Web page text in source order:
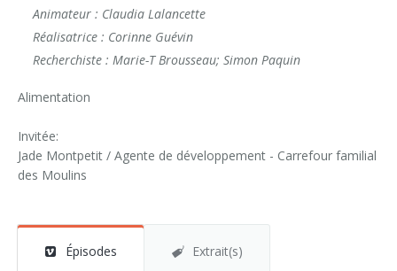
Animateur : Claudia Lalancette
Réalisatrice : Corinne Guévin
Recherchiste : Marie-T Brousseau; Simon Paquin
Alimentation
Invitée:
Jade Montpetit / Agente de développement - Carrefour familial
des Moulins
Épisodes Extrait(s)